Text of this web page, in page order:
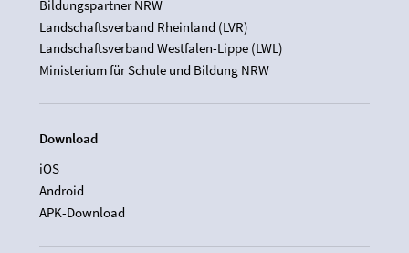
Bildungspartner NRW
Landschaftsverband Rheinland (LVR)
Landschaftsverband Westfalen-Lippe (LWL)
Ministerium für Schule und Bildung NRW
Download
iOS
Android
APK-Download